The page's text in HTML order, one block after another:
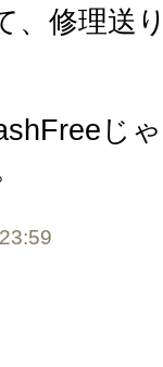
、修理送
じ